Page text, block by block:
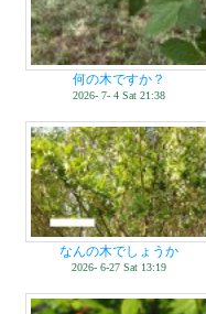
何の木ですか？
2026- 7- 4 Sat 21:38
なんの木でしょうか
2026- 6-27 Sat 13:19